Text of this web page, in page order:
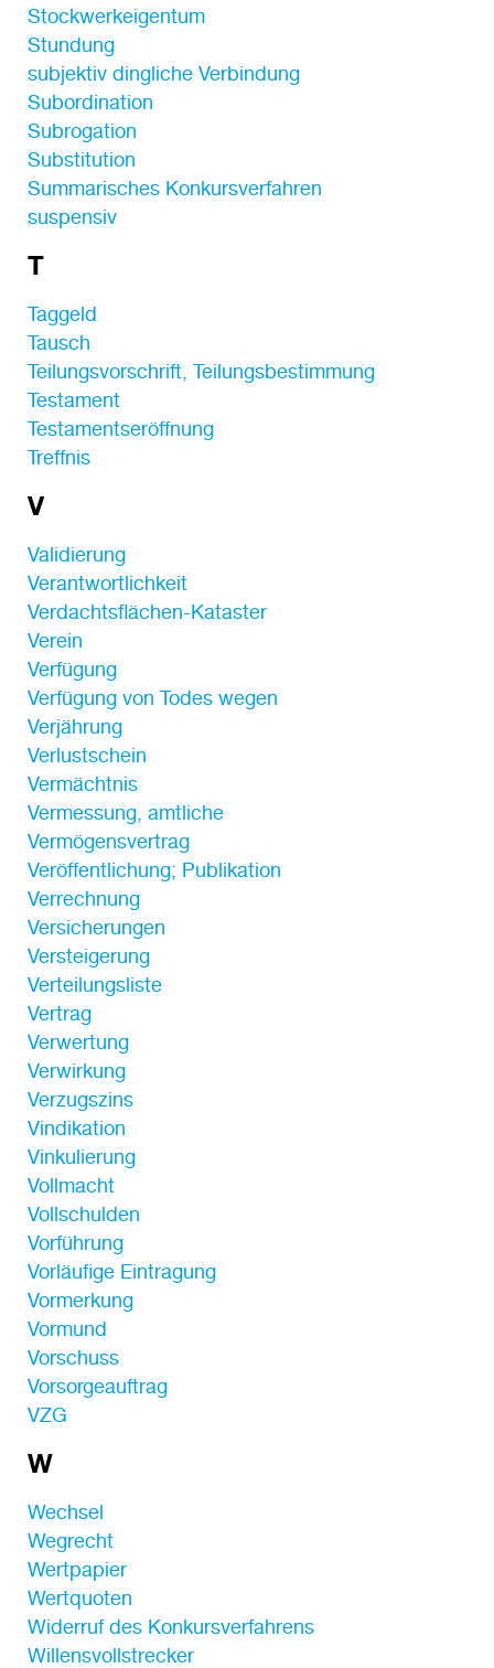
Stockwerkeigentum
Stundung
subjektiv dingliche Verbindung
Subordination
Subrogation
Substitution
Summarisches Konkursverfahren
suspensiv
T
Taggeld
Tausch
Teilungsvorschrift, Teilungsbestimmung
Testament
Testamentseröffnung
Treffnis
V
Validierung
Verantwortlichkeit
Verdachtsflächen-Kataster
Verein
Verfügung
Verfügung von Todes wegen
Verjährung
Verlustschein
Vermächtnis
Vermessung, amtliche
Vermögensvertrag
Veröffentlichung; Publikation
Verrechnung
Versicherungen
Versteigerung
Verteilungsliste
Vertrag
Verwertung
Verwirkung
Verzugszins
Vindikation
Vinkulierung
Vollmacht
Vollschulden
Vorführung
Vorläufige Eintragung
Vormerkung
Vormund
Vorschuss
Vorsorgeauftrag
VZG
W
Wechsel
Wegrecht
Wertpapier
Wertquoten
Widerruf des Konkursverfahrens
Willensvollstrecker